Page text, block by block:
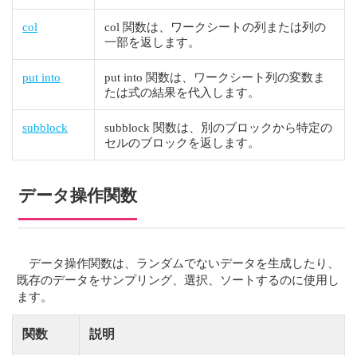
col
col 関数は、ワークシートの列または列の
一部を返します。
put into
put into 関数は、ワークシート列の変数ま
たは式の結果を代入します。
subblock
subblock 関数は、別のブロックから特定の
セルのブロックを返します。
データ操作関数
データ操作関数は、ランダムでないデータを生成したり、
既存のデータをサンプリング、選択、ソートするのに使用し
ます。
関数 説明